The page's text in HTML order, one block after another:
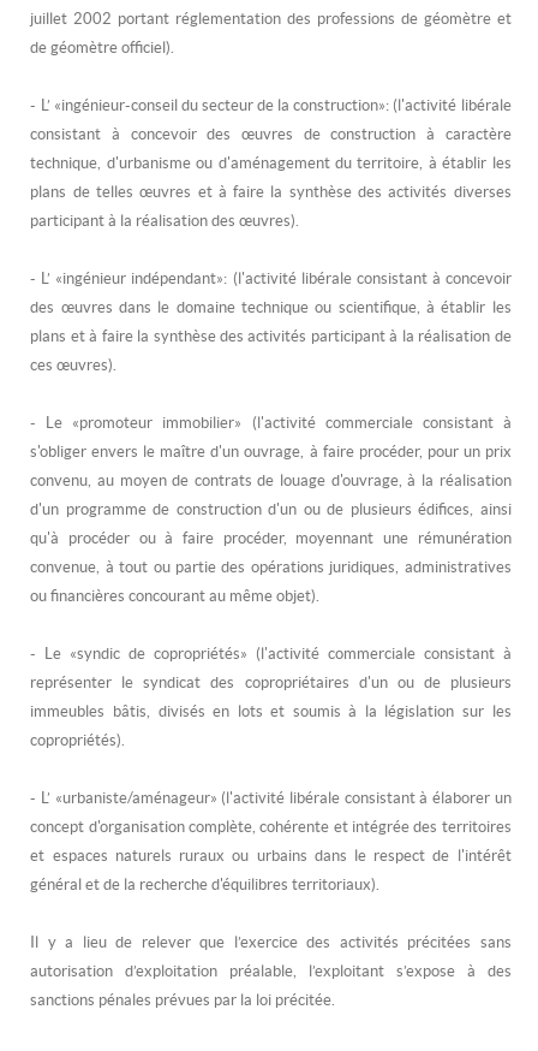
juillet 2002 portant réglementation des professions de géomètre et
de géomètre officiel).
- L’ «ingénieur-conseil du secteur de la construction»: (l'activité libérale
consistant à concevoir des œuvres de construction à caractère
technique, d'urbanisme ou d'aménagement du territoire, à établir les
plans de telles œuvres et à faire la synthèse des activités diverses
participant à la réalisation des œuvres).
- L’ «ingénieur indépendant»: (l'activité libérale consistant à concevoir
des œuvres dans le domaine technique ou scientifique, à établir les
plans et à faire la synthèse des activités participant à la réalisation de
ces œuvres).
- Le «promoteur immobilier» (l'activité commerciale consistant à
s'obliger envers le maître d'un ouvrage, à faire procéder, pour un prix
convenu, au moyen de contrats de louage d'ouvrage, à la réalisation
d'un programme de construction d'un ou de plusieurs édifices, ainsi
qu'à procéder ou à faire procéder, moyennant une rémunération
convenue, à tout ou partie des opérations juridiques, administratives
ou financières concourant au même objet).
- Le «syndic de copropriétés» (l'activité commerciale consistant à
représenter le syndicat des copropriétaires d'un ou de plusieurs
immeubles bâtis, divisés en lots et soumis à la législation sur les
copropriétés).
- L’ «urbaniste/aménageur» (l'activité libérale consistant à élaborer un
concept d'organisation complète, cohérente et intégrée des territoires
et espaces naturels ruraux ou urbains dans le respect de l'intérêt
général et de la recherche d'équilibres territoriaux).
Il y a lieu de relever que l’exercice des activités précitées sans
autorisation d’exploitation préalable, l’exploitant s’expose à des
sanctions pénales prévues par la loi précitée.